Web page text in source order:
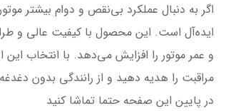
اگر به دنبال عملکرد بی‌نقص و دوام بیشتر
ایده‌آل است. این محصول با کیفیت عالی و
و عمر موتور را افزایش می‌دهد. با انتخاب
مراقبت را هدیه دهید و از رانندگی بدون
در پایین این صفحه حتما تماشا کنید